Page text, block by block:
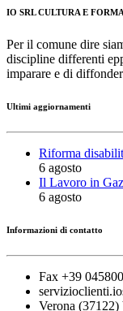
IO SRL CULTURA E
Per il comune dire
discipline differenti
imparare e di
Ultimi aggiornamenti
Riforma
6 agosto
Il Lavoro in
6 agosto
Informazioni di contatto
Fax +39
Verona